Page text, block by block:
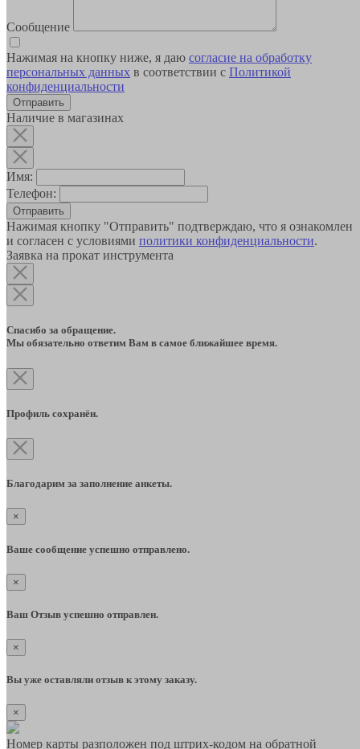
Сообщение
Нажимая на кнопку ниже, я даю согласие на обработку
персональных данных в соответствии с Политикой
конфиденциальности
Наличие в магазинах
Имя:
Телефон:
Отправить
Нажимая кнопку "Отправить" подтверждаю, что я ознакомлен
и согласен с условиями политики конфиденциальности.
Заявка на прокат инструмента
Спасибо за обращение.
Мы обязательно ответим Вам в самое ближайшее время.
Профиль сохранён.
Благодарим за заполнение анкеты.
×
Ваше сообщение успешно отправлено.
×
Ваш Отзыв успешно отправлен.
×
Вы уже оставляли отзыв к этому заказу.
×
Номер карты разположен под штрих-кодом на обратной